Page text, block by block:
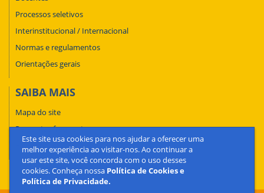
Este site usa cookies para nos ajudar a oferecer uma
melhor experiência ao visitar-nos. Ao continuar a
usar este site, você concorda com o uso desses
cookies. Conheça nossa Política de Cookies e
Política de Privacidade.
Processos seletivos
Interinstitucional / Internacional
Normas e regulamentos
Orientações gerais
SAIBA MAIS
Mapa do site
Perguntas frequentes
Fale conosco